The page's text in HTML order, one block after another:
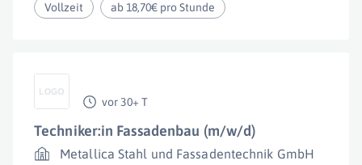
Vollzeit ab 18,70€ pro Stunde
vor 30+ T
Techniker:in Fassadenbau (m/w/d)
Metallica Stahl und Fassadentechnik GmbH